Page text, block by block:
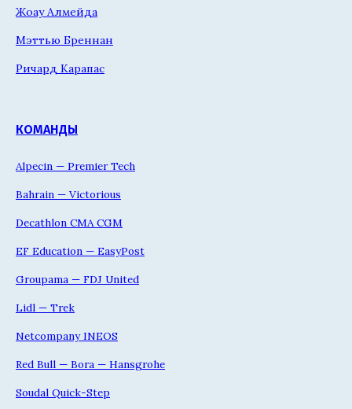
Жоау Алмейда
Мэттью Бреннан
Ричард Карапас
КОМАНДЫ
Alpecin — Premier Tech
Bahrain — Victorious
Decathlon CMA CGM
EF Education — EasyPost
Groupama — FDJ United
Lidl — Trek
Netcompany INEOS
Red Bull — Bora — Hansgrohe
Soudal Quick-Step